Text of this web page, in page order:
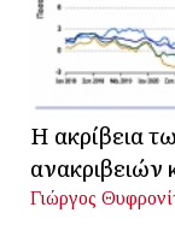
Η ακρίβεια
Γιώργος